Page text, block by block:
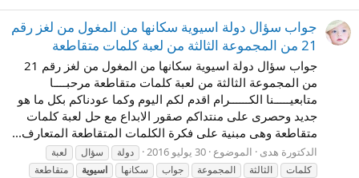
جواب سؤال دولة اسيوية سكانها من المغول من لغز رقم
21 من المجموعة الثالثة من لعبة كلمات متقاطعة
جواب سؤال دولة اسيوية سكانها من المغول من لغز رقم 21
من المجموعة الثالثة من لعبة كلمات متقاطعة مرحبــــا
متابعيـــــنا الكــــــرام اقدم لكم اليوم وكما عودناكم بكل ما هو
جديد وحصرى على منتداكم صقور الابداع مع حل لعبة كلمات
متقاطعة وهى مبنية على فكرة الكلمات المتقاطعة المتعارف...
الدكتورة هدى الموضوع 30 يوليو 2016 دولة سؤال
لعبة
كلمات
الثالثة المجموعة جواب سكانها اسيوية
متقاطعة